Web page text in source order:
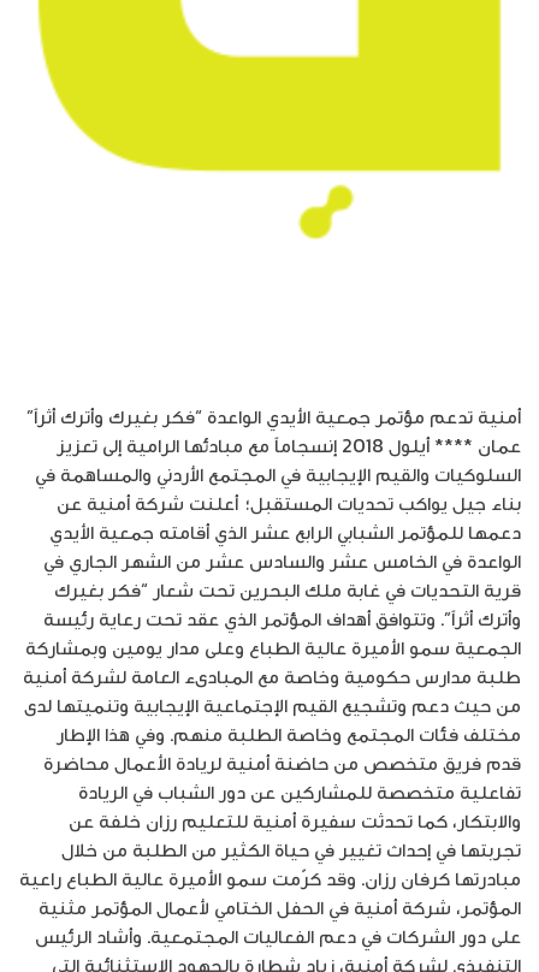
أمنية تدعم مؤتمر جمعية الأيدي الواعدة “فكر بغيرك وأترك أثراً”
عمان **** أيلول 2018 إنسجاماً مع مبادئها الرامية إلى تعزيز
السلوكيات والقيم الإيجابية في المجتمع الأردني والمساهمة في
بناء جيل يواكب تحديات المستقبل؛ أعلنت شركة أمنية عن
دعمها للمؤتمر الشبابي الرابع عشر الذي أقامته جمعية الأيدي
الواعدة في الخامس عشر والسادس عشر من الشهر الجاري في
قرية التحديات في غابة ملك البحرين تحت شعار “فكر بغيرك
وأترك أثراً”. وتتوافق أهداف المؤتمر الذي عقد تحت رعاية رئيسة
الجمعية سمو الأميرة عالية الطباع وعلى مدار يومين وبمشاركة
طلبة مدارس حكومية وخاصة مع المبادىء العامة لشركة أمنية
من حيث دعم وتشجيع القيم الإجتماعية الإيجابية وتنميتها لدى
مختلف فئات المجتمع وخاصة الطلبة منهم. وفي هذا الإطار
قدم فريق متخصص من حاضنة أمنية لريادة الأعمال محاضرة
تفاعلية متخصصة للمشاركين عن دور الشباب في الريادة
والابتكار، كما تحدثت سفيرة أمنية للتعليم رزان خلفة عن
تجربتها في إحداث تغيير في حياة الكثير من الطلبة من خلال
مبادرتها كرفان رزان. وقد كرّمت سمو الأميرة عالية الطباع راعية
المؤتمر، شركة أمنية في الحفل الختامي لأعمال المؤتمر مثنية
على دور الشركات في دعم الفعاليات المجتمعية. وأشاد الرئيس
التنفيذي لشركة أمنية، زياد شطارة بالجهود الإستثنائية التي